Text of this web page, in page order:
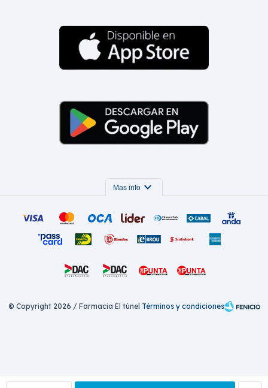
Mas info expand_more
© Copyright 2026 / Farmacia El túnel Términos y condiciones